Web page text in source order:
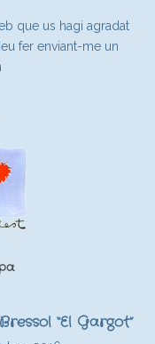
que us hagi agradat
fer enviant-me un
“El Gargot”